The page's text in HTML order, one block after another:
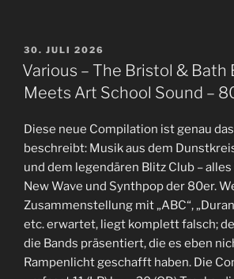
VERÖFFENTLICHT
AM
30. JULI 2026
Various – The Bristol & Bath
Meets Art School Sound –
Diese neue Compilation ist genau
beschreibt: Musik aus dem
und dem legendären Blitz Club –
New Wave und Synthpop der 80er.
Zusammenstellung mit „ABC“,
etc. erwartet, liegt komplett falsch;
die Bands präsentiert, die es eben
Rampenlicht geschafft haben. Die